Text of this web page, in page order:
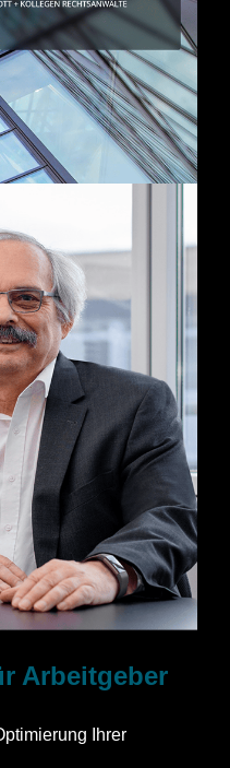
Arbeitgeber
Ihrer